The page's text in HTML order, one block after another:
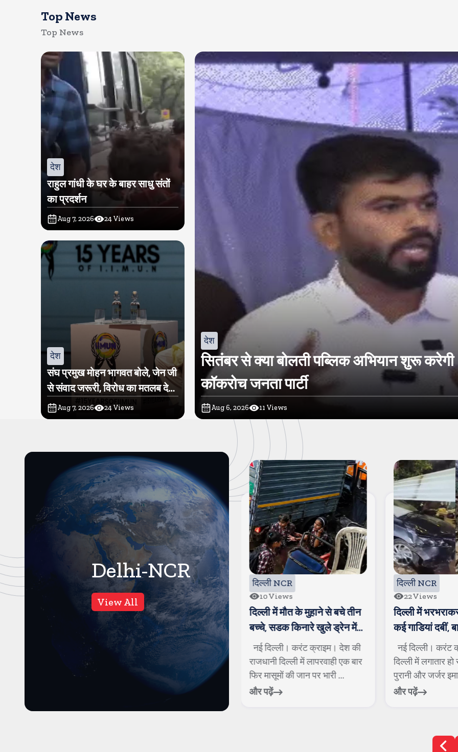
Top News
Top News
देश
राहुल गांधी के घर के बाहर साधु संतों
का प्रदर्शन
Aug 7, 2026 24Views
देश
संघ प्रमुख मोहन भागवत बोले, जेन जी
से संवाद जरूरी, विरोध का मतलब देश
विरोधी नहीं
Aug 7, 2026 24Views
देश
सितंबर से क्या बोलती पब्लिक अभियान शुरू करेगी
कॉकरोच जनता पार्टी
Aug 6, 2026 11 Views
Delhi-NCR
View All
गाजियाबाद
6Views
कसाना-डीजे कांवड-जिसे देखने
के लिए लग रहा है लंबा जाम
गाजियाबाद। करंट क्राइम। सावन
के महीने को अत्यंत पवित्र माना जाता
है। इस समय जहां एक ओर बारिश ...
दिल्ली NCR
10Views
दिल्ली में मौत के मुहाने से बचे तीन
बच्चे, सडक किनारे खुले ड्रेन में
जा गिरे
नई दिल्ली। करंट क्राइम। देश की
राजधानी दिल्ली में लापरवाही एक बार
फिर मासूमों की जान पर भारी ...
और पढ़ें
दिल्ली NCR
22Views
दिल्ली में
कई गाडियां दबीं,
बुजुर्ग की जान
नई दिल्ली। करंट
दिल्ली में लगातार
पुरानी और जर्जर
और पढ़ें